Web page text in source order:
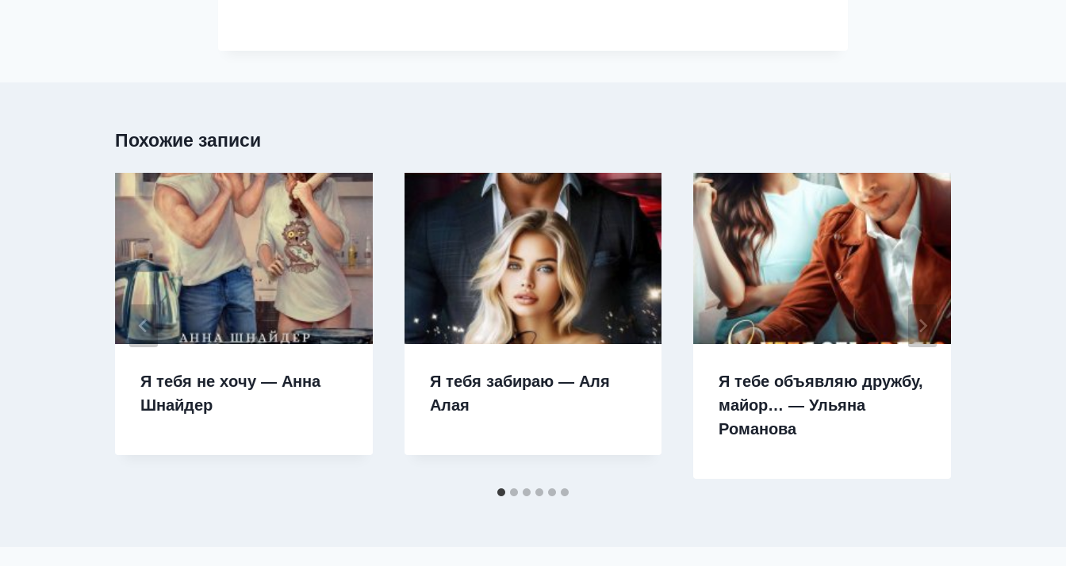
Похожие записи
Я тебя не хочу — Анна
Шнайдер
Я тебя забираю — Аля
Алая
Я тебе объявляю дружбу,
майор… — Ульяна
Романова